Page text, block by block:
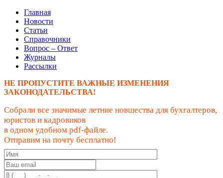
Главная
Новости
Статьи
Справочники
Вопрос – Ответ
Журналы
Рассылки
НЕ ПРОПУСТИТЕ ВАЖНЫЕ ИЗМЕНЕНИЯ
ЗАКОНОДАТЕЛЬСТВА!
Собрали все значимые летние новшества для бухгалтеров,
юристов и кадровиков
в одном удобном pdf-файле.
Отправим на почту бесплатно!